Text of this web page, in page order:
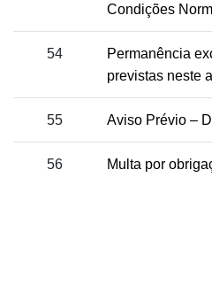
Condições
54
Permanência
previstas neste
55 Aviso Prévio –
56 Multa por